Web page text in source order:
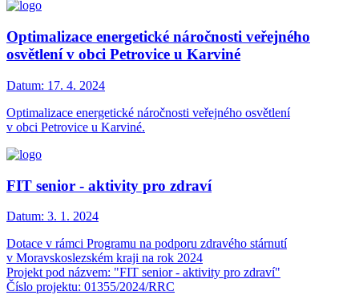
Optimalizace energetické náročnosti veřejného
osvětlení v obci Petrovice u Karviné
Datum: 17. 4. 2024
Optimalizace energetické náročnosti veřejného osvětlení
v obci Petrovice u Karviné.
FIT senior - aktivity pro zdraví
Datum: 3. 1. 2024
Dotace v rámci Programu na podporu zdravého stárnutí
v Moravskoslezském kraji na rok 2024
Projekt pod názvem: "FIT senior - aktivity pro zdraví"
Číslo projektu: 01355/2024/RRC